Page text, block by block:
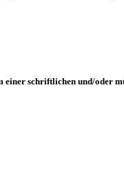
einer schriftlichen und/oder